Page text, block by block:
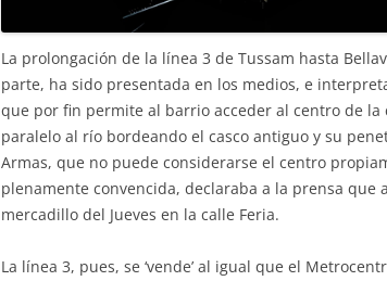
La prolongación de la línea 3 de Tussam hasta
parte, ha sido presentada en los medios, e
que por fin permite al barrio acceder al centro de
paralelo al río bordeando el casco antiguo y su
Armas, que no puede considerarse el centro
plenamente convencida, declaraba a la prensa
mercadillo del Jueves en la calle Feria.
La línea 3, pues, se ‘vende’ al igual que el